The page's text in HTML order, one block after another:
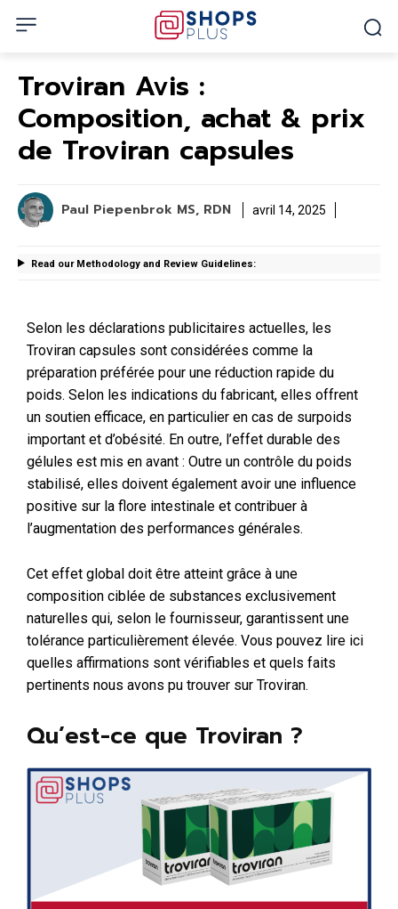
Troviran Avis :
Composition, achat & prix
de Troviran capsules
Paul Piepenbrok MS, RDN avril 14, 2025
Read our Methodology and Review Guidelines:
Selon les déclarations publicitaires actuelles, les
Troviran capsules sont considérées comme la
préparation préférée pour une réduction rapide du
poids. Selon les indications du fabricant, elles offrent
un soutien efficace, en particulier en cas de surpoids
important et d’obésité. En outre, l’effet durable des
gélules est mis en avant : Outre un contrôle du poids
stabilisé, elles doivent également avoir une influence
positive sur la flore intestinale et contribuer à
l’augmentation des performances générales.
Cet effet global doit être atteint grâce à une
composition ciblée de substances exclusivement
naturelles qui, selon le fournisseur, garantissent une
tolérance particulièrement élevée. Vous pouvez lire ici
quelles affirmations sont vérifiables et quels faits
pertinents nous avons pu trouver sur Troviran.
Qu’est-ce que Troviran ?